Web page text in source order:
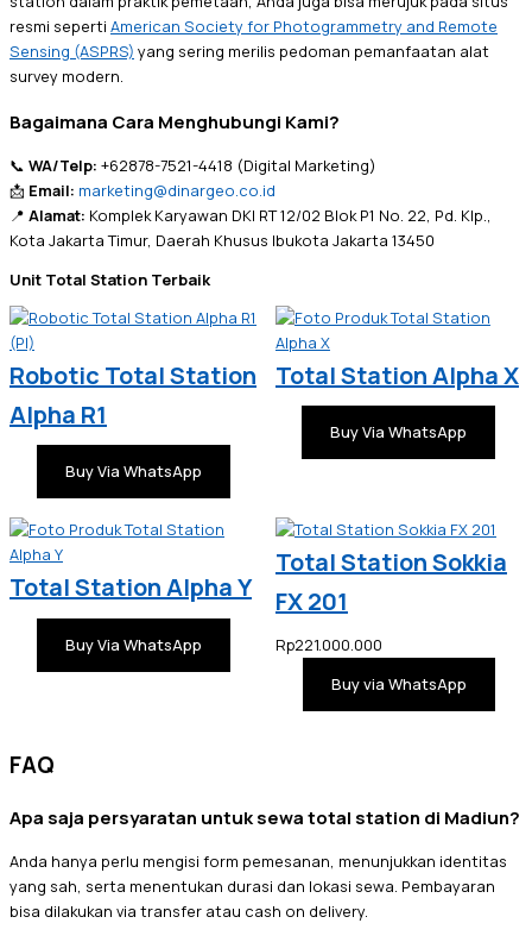
resmi seperti American Society for Photogrammetry and Remote
Sensing (ASPRS) yang sering merilis pedoman pemanfaatan alat
survey modern.
Bagaimana Cara Menghubungi Kami?
📞 WA/Telp: +62878-7521-4418 (Digital Marketing)
📩 Email: marketing@dinargeo.co.id
📍 Alamat: Komplek Karyawan DKI RT 12/02 Blok P1 No. 22, Pd. Klp.,
Kota Jakarta Timur, Daerah Khusus Ibukota Jakarta 13450
Unit Total Station Terbaik
Robotic Total Station
Alpha R1
Buy Via WhatsApp
Total Station Alpha X
Buy Via WhatsApp
Total Station Alpha Y
Buy Via WhatsApp
Total Station Sokkia
FX 201
Rp221.000.000
Buy via WhatsApp
FAQ
Apa saja persyaratan untuk sewa total station di Madiun?
Anda hanya perlu mengisi form pemesanan, menunjukkan identitas
yang sah, serta menentukan durasi dan lokasi sewa. Pembayaran
bisa dilakukan via transfer atau cash on delivery.